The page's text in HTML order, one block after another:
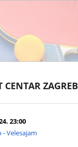
CENTAR ZAGREB
23:00
Velesajam